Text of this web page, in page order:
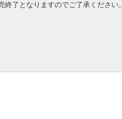
終了となりますのでご了承ください。